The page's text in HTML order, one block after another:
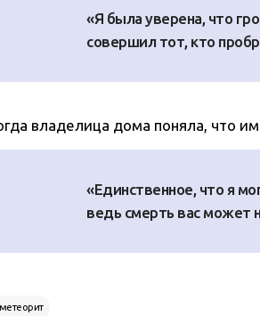
«Я была уверена, что
совершил тот, кто
владелица дома поняла, что
«Единственное, что я
ведь смерть вас может